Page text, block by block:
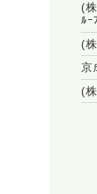
(
ﾙｰ
(
京
(